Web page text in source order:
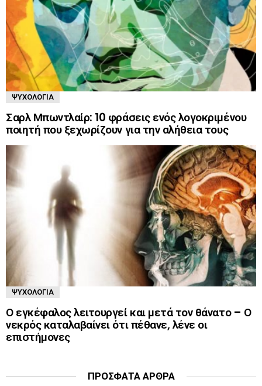
ΨΥΧΟΛΟΓΊΑ
Σαρλ Μπωντλαίρ: 10 φράσεις ενός λογοκριμένου
ποιητή που ξεχωρίζουν για την αλήθεια τους
ΨΥΧΟΛΟΓΊΑ
Ο εγκέφαλος λειτουργεί και μετά τον θάνατο – Ο
νεκρός καταλαβαίνει ότι πέθανε, λένε οι
επιστήμονες
ΠΡΌΣΦΑΤΑ ΆΡΘΡΑ